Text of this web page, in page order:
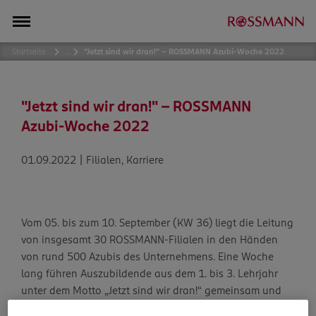
Startseite … "Jetzt sind wir dran!" – ROSSMANN Azubi-Woche 2022
"Jetzt sind wir dran!" – ROSSMANN
Azubi-Woche 2022
01.09.2022 | Filialen, Karriere
Vom 05. bis zum 10. September (KW 36) liegt die Leitung
von insgesamt 30 ROSSMANN-Filialen in den Händen
von rund 500 Azubis des Unternehmens. Eine Woche
lang führen Auszubildende aus dem 1. bis 3. Lehrjahr
unter dem Motto „Jetzt sind wir dran!“ gemeinsam und